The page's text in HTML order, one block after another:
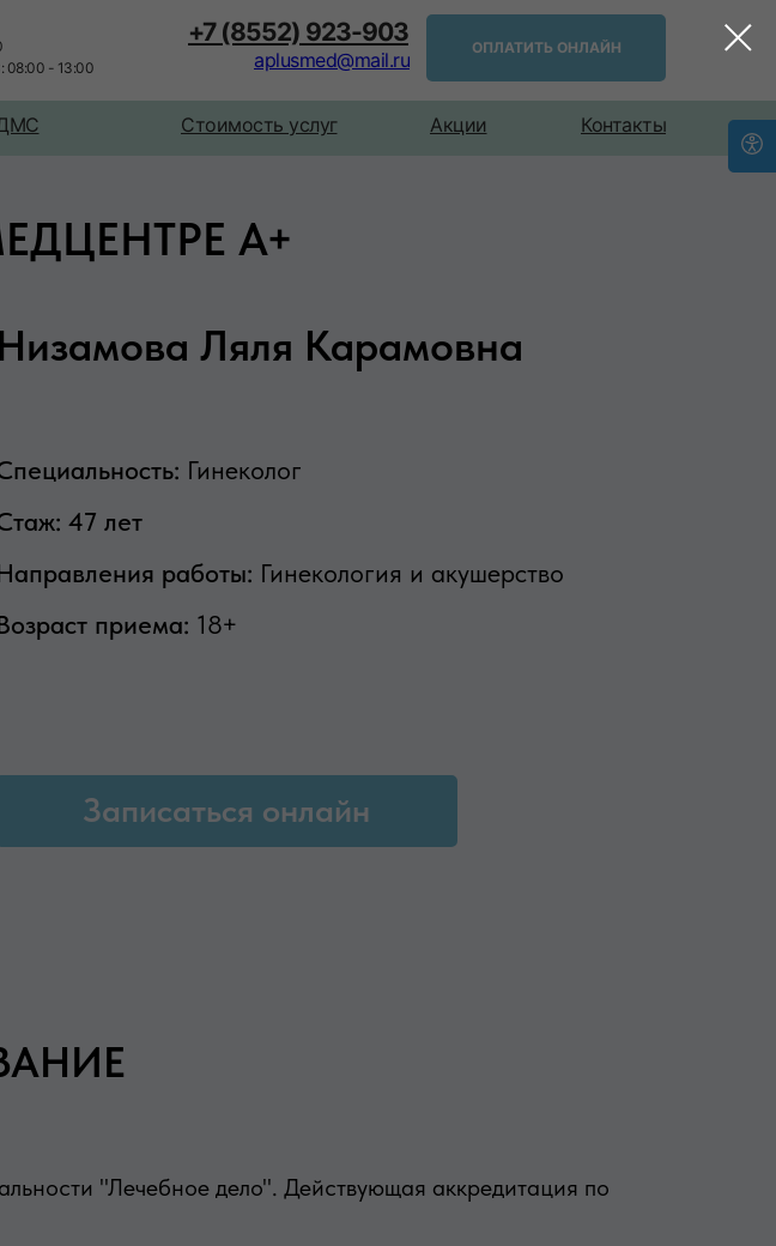
+7 (8552) 923-903
08:00 - 13:00
aplusmed@mail.ru
ОПЛАТИТЬ ОНЛАЙН
Контакты
Акции
Стоимость услуг
А+
Низамова Ляля Карамовна
Гинеколог
47 лет
работы: Гинекология и акушерство
приема: 18+
Записаться онлайн
"Лечебное дело". Действующая аккредитация по